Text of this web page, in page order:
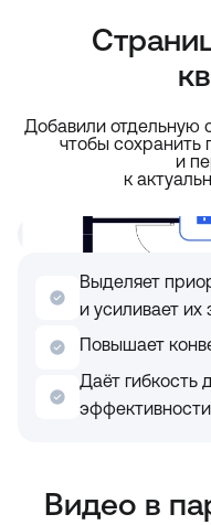
Добавили отдельную
чтобы сохранить
и
к
Выделяет
и усиливает их
Повышает
Даёт гибкость
Видео в